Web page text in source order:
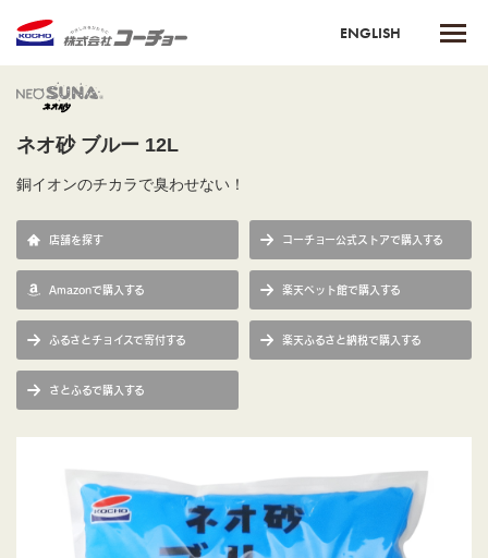
ENGLISH
ネオ砂 ブルー 12L
銅イオンのチカラで臭わせない！
店舗を探す コーチョー公式ストアで購入する
Amazonで購入する 楽天ペット館で購入する
ふるさとチョイスで寄付する 楽天ふるさと納税で購入する
さとふるで購入する